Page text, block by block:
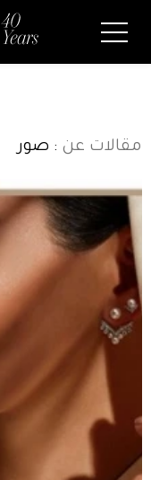
مقالات عن : صور